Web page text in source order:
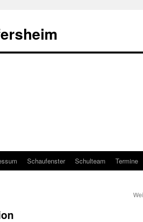
Schaufenster Schulteam Termine